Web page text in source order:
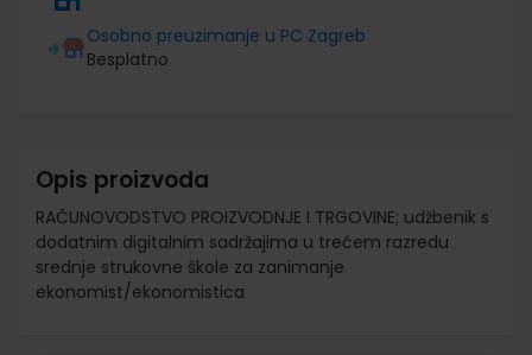
Osobno preuzimanje u PC Zagreb
Besplatno
Opis proizvoda
RAČUNOVODSTVO PROIZVODNJE I TRGOVINE; udžbenik s
dodatnim digitalnim sadržajima u trećem razredu
srednje strukovne škole za zanimanje
ekonomist/ekonomistica